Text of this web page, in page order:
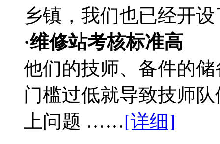
乡镇，我们也已经开
·维修站考核标准高
他们的技师、备件的
门槛过低就导致技师
上问题 ……[详细]